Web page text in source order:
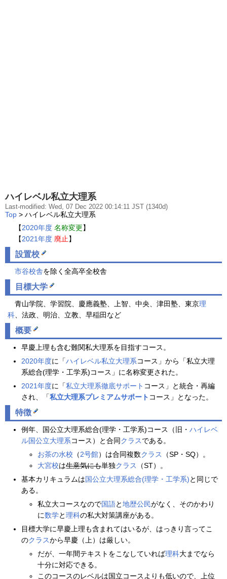
ハイレベル私立大理系
Last-modified: Wed, 07 Dec 2022 00:14:11 JST (1340d)
Top > ハイレベル私立大理系
【2020年度 名称変更】
【2021年度 廃止 】
設置校
市谷校舎を除く全高卒全校舎
目標大学
青山学院、学習院、慶應義塾、上智、中央、津田塾、東京理
科 、法政、明治、立教、早稲田など
概要
早慶上理も含む難関私大理系を目指すコース。
2020年度に「ハイレベル私立大理系コース」から「私立大理
系総合(理学・工学系)コース」に名称変更された。
2021年度に「私立大理系徹底サポート コース」と統合・再編
され、「私立大理系プレミアムサポート コース」となった。
特徴
例年、国公立大理系総合(理学・工学系)コース（旧・ ハイレベ
ル国公立大理系コース）と合同クラスである。
お茶の水校 （2号館）は合同複数クラス
（SP・SQ）。
大宮校は生意気にも単独クラス
（ST）。
基本カリキュラムは国公立大理系総合(理学・工学系)と同じで
ある。
私立大コースなので国語と地歴公民がなく、そのかわり
に数学と理科の私大対策講座がある。
目標大学に早慶上理も含まれてはいるが、はっきり言ってこ
のクラスから早慶（上）は厳しい。
だが、一年間テキストをこなしていれば理科大までなら
十分に対応できる。
このコースのレベルは国立コースよりも低いので、上位